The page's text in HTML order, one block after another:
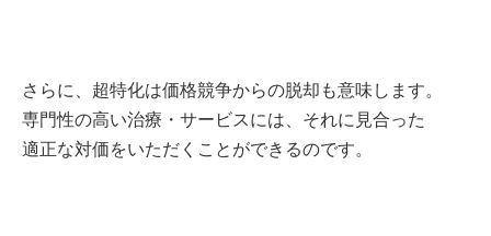
さらに、超特化は価格競争からの脱却も意味します。
専門性の高い治療・サービスには、それに見合った
適正な対価をいただくことができるのです。